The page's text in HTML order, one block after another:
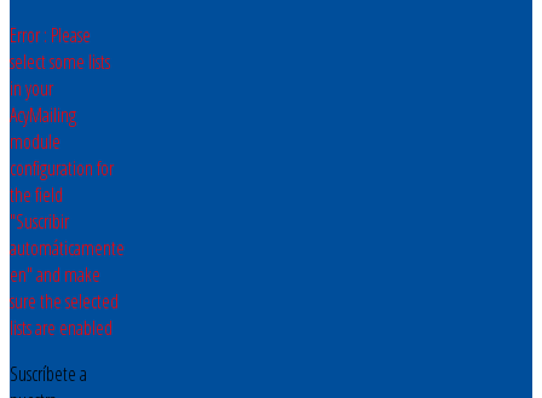
Error : Please
select some lists
in your
AcyMailing
module
configuration for
the field
"Suscribir
automáticamente
en" and make
sure the selected
lists are enabled
Suscríbete a